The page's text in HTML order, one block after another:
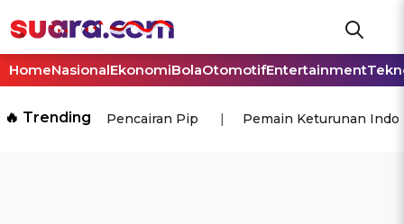
HomeNasionalEkonomiBolaOtomotifEntertainment
🔥 Trending Pencairan Pip Pemain Keturunan